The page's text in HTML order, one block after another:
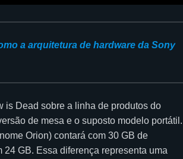
a arquitetura de hardware da Sony
is Dead sobre a linha de produtos do
de mesa e o suposto modelo portátil.
Orion) contará com 30 GB de
GB. Essa diferença representa uma